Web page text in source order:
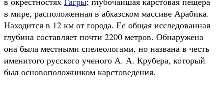
в мире, расположенная в абхазском массиве Арабика.
Находится в 12 км от города. Ее общая исследованная
глубина составляет почти 2200 метров. Обнаружена
она была местными спелеологами, но названа в честь
именитого русского ученого А. А. Крубера, который
был основоположником карстоведения.